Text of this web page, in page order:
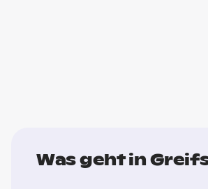
Was geht in